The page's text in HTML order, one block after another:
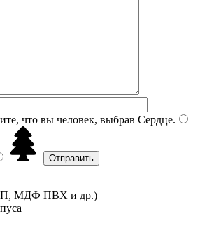
что вы человек, выбрав Сердце.
МДФ ПВХ и др.)